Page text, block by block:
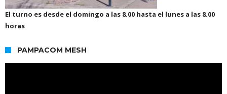
El turno es desde el domingo a las 8.00 hasta el lunes a las 8.00
horas
PAMPACOM MESH